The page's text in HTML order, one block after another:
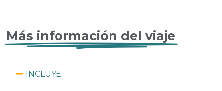
Más información del viaje
INCLUYE